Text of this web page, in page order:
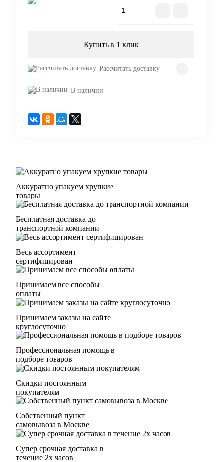
Купить в 1 клик
Рассчитать доставку
В наличии
Аккуратно упакуем хрупкие
товары
Бесплатная доставка до
транспортной компании
Весь ассортимент
сертифицирован
Принимаем все способы
оплаты
Принимаем заказы на сайте
круглосуточно
Профессиональная помощь в
подборе товаров
Скидки постоянным
покупателям
Собственный пункт
самовывоза в Москве
Супер срочная доставка в
течение 2х часов